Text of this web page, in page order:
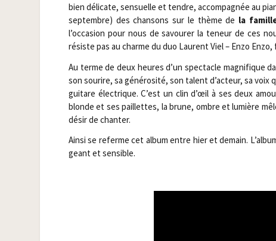
bien déli­cate, sen­suelle et tendre, accom­pa­gnée au
sep­tembre) des chan­sons sur le thème de la
l’occasion pour nous de savou­rer la teneur de ces
résiste pas au charme du duo Laurent Viel – Enzo
Au terme de deux heures d’un spec­tacle magni­fique
son sou­rire, sa géné­ro­si­té, son talent d’acteur, sa voix
gui­tare élec­trique. C’est un clin d’œil à ses deux
blonde et ses paillettes, la brune, ombre et lumière
désir de chanter.
Ain­si se referme cet album entre hier et demain.
geant et sensible.